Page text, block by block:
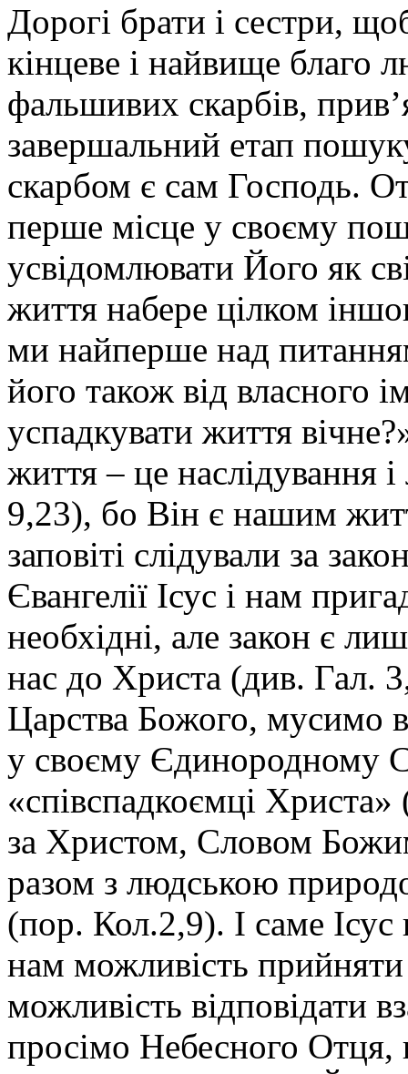
Дорогі брати і сестри,
кінцеве і найвище благо
фальшивих скарбів,
завершальний етап
скарбом є сам Господь.
перше місце у своєму
усвідомлювати Його як
життя набере цілком
ми найперше над
його також від власного
успадкувати життя
життя – це наслідування
9,23), бо Він є нашим
заповіті слідували за
Євангелії Ісус і нам
необхідні, але закон є
нас до Христа (див. Гал.
Царства Божого, мусимо
у своєму Єдинородному
«співспадкоємці
за Христом, Словом
разом з людською
(пор. Кол.2,9). І саме
нам можливість
можливість відповідати
просімо Небесного